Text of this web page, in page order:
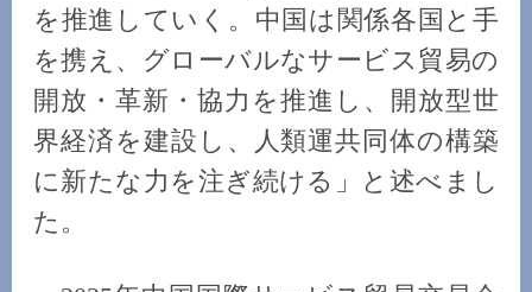
を推進していく。中国は関係各国と手
を携え、グローバルなサービス貿易の
開放・革新・協力を推進し、開放型世
界経済を建設し、人類運共同体の構築
に新たな力を注ぎ続ける」と述べまし
た。